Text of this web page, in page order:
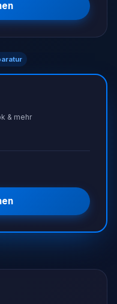
& mehr